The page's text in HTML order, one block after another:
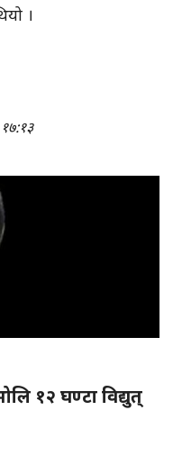
।
१७:१३
१२ घण्टा विद्युत्